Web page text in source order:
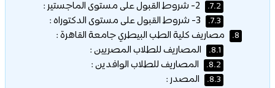
7.2.
7.3.
8. مصاريف كلية الطب البيطري جامعة القاهرة :
8.1. المصاريف للطلاب المصريين :
8.2. المصاريف للطلاب الوافدين :
8.3. المصدر :